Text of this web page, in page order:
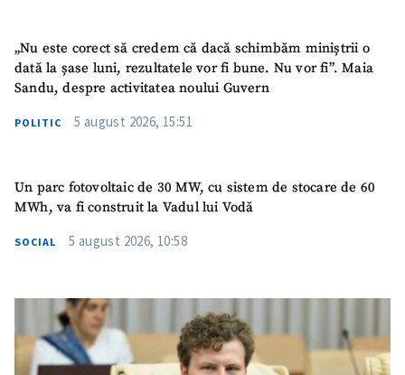
SUSȚINE
„Nu este corect să credem că dacă schimbăm miniștrii o
dată la șase luni, rezultatele vor fi bune. Nu vor fi”. Maia
Sandu, despre activitatea noului Guvern
POLITIC 5 august 2026, 15:51
Un parc fotovoltaic de 30 MW, cu sistem de stocare de 60
MWh, va fi construit la Vadul lui Vodă
SOCIAL 5 august 2026, 10:58